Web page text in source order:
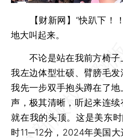
【财新网】 “快趴下！
地大叫起来。
不论是站在我前方椅子
我左边体型壮硕、臂膀毛
我先一步双手抱头蹲在了
声，极其清晰，听起来连
就在我的头顶。这是美东
时11─12分，2024年美国